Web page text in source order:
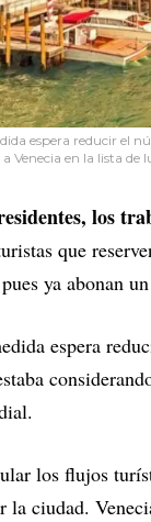
espera reducir el
Venecia en la lista
los
que
ya abonan
espera
los flujos
la ciudad.